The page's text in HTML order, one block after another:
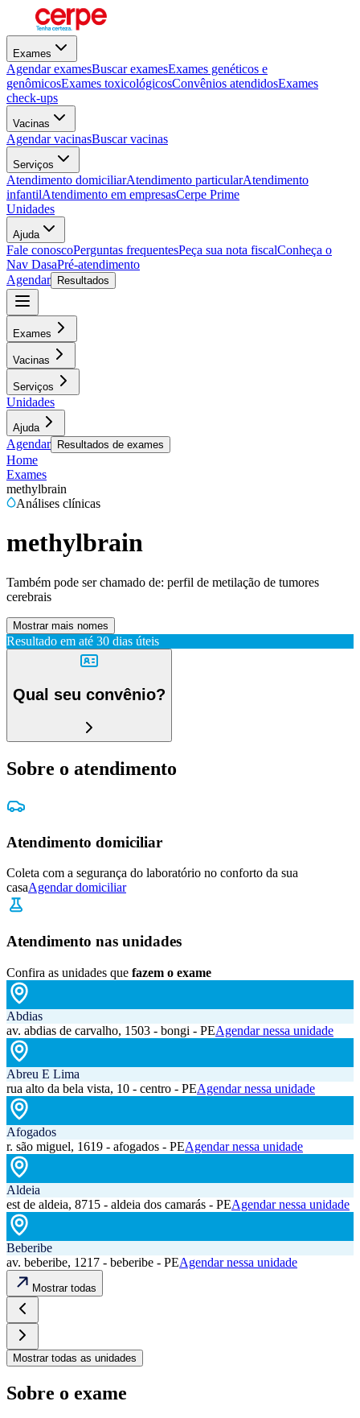
Exames
Agendar examesBuscar examesExames genéticos e
genômicosExames toxicológicosConvênios atendidosExames
check-ups
Vacinas
Agendar vacinasBuscar vacinas
Serviços
Atendimento domiciliarAtendimento particularAtendimento
infantilAtendimento em empresasCerpe Prime
Unidades
Ajuda
Fale conoscoPerguntas frequentesPeça sua nota fiscalConheça o
Nav DasaPré-atendimento
Agendar
Resultados
Exames
Vacinas
Serviços
Unidades
Ajuda
Agendar Resultados de exames
Home
Exames
methylbrain
Análises clínicas
methylbrain
Também pode ser chamado de: perfil de metilação de tumores
cerebrais
Mostrar mais nomes
Resultado em até 30 dias úteis
Qual seu convênio?
Sobre o atendimento
Atendimento domiciliar
Coleta com a segurança do laboratório no conforto da sua
casaAgendar domiciliar
Atendimento nas unidades
Confira as unidades que fazem o exame
Abdias
av. abdias de carvalho, 1503 - bongi - PEAgendar nessa unidade
Abreu E Lima
rua alto da bela vista, 10 - centro - PEAgendar nessa unidade
Afogados
r. são miguel, 1619 - afogados - PEAgendar nessa unidade
Aldeia
est de aldeia, 8715 - aldeia dos camarás - PEAgendar nessa unidade
Beberibe
av. beberibe, 1217 - beberibe - PEAgendar nessa unidade
Mostrar todas
Mostrar todas as unidades
Sobre o exame